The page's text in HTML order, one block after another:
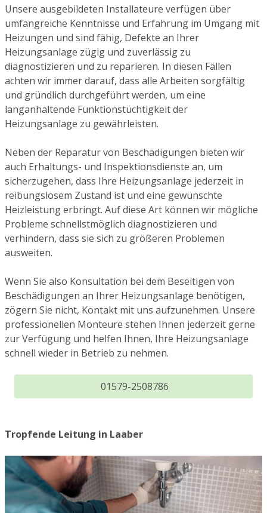
Unsere ausgebildeten Installateure verfügen über
umfangreiche Kenntnisse und Erfahrung im Umgang mit
Heizungen und sind fähig, Defekte an Ihrer
Heizungsanlage zügig und zuverlässig zu
diagnostizieren und zu reparieren. In diesen Fällen
achten wir immer darauf, dass alle Arbeiten sorgfältig
und gründlich durchgeführt werden, um eine
langanhaltende Funktionstüchtigkeit der
Heizungsanlage zu gewährleisten.
Neben der Reparatur von Beschädigungen bieten wir
auch Erhaltungs- und Inspektionsdienste an, um
sicherzugehen, dass Ihre Heizungsanlage jederzeit in
reibungslosem Zustand ist und eine gewünschte
Heizleistung erbringt. Auf diese Art können wir mögliche
Probleme schnellstmöglich diagnostizieren und
verhindern, dass sie sich zu größeren Problemen
ausweiten.
Wenn Sie also Konsultation bei dem Beseitigen von
Beschädigungen an Ihrer Heizungsanlage benötigen,
zögern Sie nicht, Kontakt mit uns aufzunehmen. Unsere
professionellen Monteure stehen Ihnen jederzeit gerne
zur Verfügung und helfen Ihnen, Ihre Heizungsanlage
schnell wieder in Betrieb zu nehmen.
01579-2508786
Tropfende Leitung in Laaber